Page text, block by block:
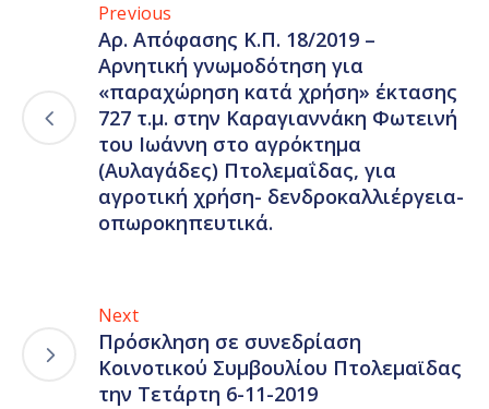
Previous
Αρ. Απόφασης Κ.Π. 18/2019 –
Αρνητική γνωμοδότηση για
«παραχώρηση κατά χρήση» έκτασης
727 τ.μ. στην Καραγιαννάκη Φωτεινή
του Ιωάννη στο αγρόκτημα
(Αυλαγάδες) Πτολεμαΐδας, για
αγροτική χρήση- δενδροκαλλιέργεια-
οπωροκηπευτικά.
Next
Πρόσκληση σε συνεδρίαση
Κοινοτικού Συμβουλίου Πτολεμαϊδας
την Τετάρτη 6-11-2019